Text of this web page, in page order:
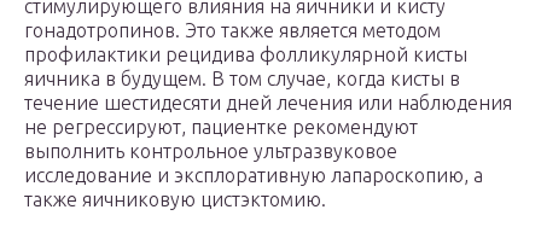
стимулирующего влияния на яичники и кисту
гонадотропинов. Это также является методом
профилактики рецидива фолликулярной кисты
яичника в будущем. В том случае, когда кисты в
течение шестидесяти дней лечения или наблюдения
не регрессируют, пациентке рекомендуют
выполнить контрольное ультразвуковое
исследование и эксплоративную лапароскопию, а
также яичниковую цистэктомию.